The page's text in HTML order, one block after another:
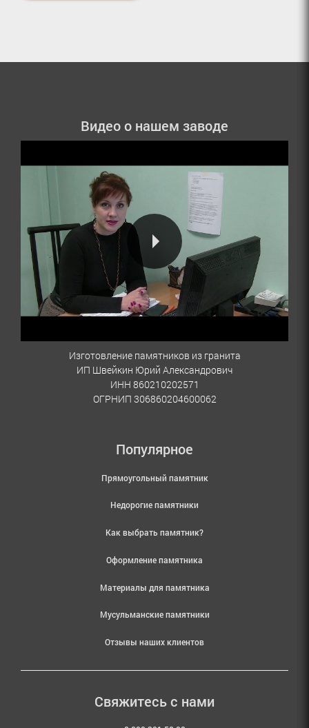
Видео о нашем заводе
Изготовление памятников из гранита
ИП Швейкин Юрий Александрович
ИНН 860210202571
ОГРНИП 306860204600062
Популярное
Прямоугольный памятник
Недорогие памятники
Как выбрать памятник?
Оформление памятника
Материалы для памятника
Мусульманские памятники
Отзывы наших клиентов
Свяжитесь с нами